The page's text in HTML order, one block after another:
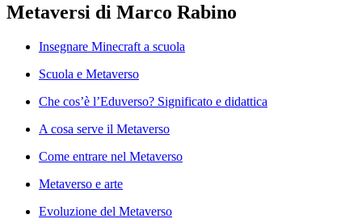
Metaversi di Marco Rabino
Insegnare Minecraft a scuola
Scuola e Metaverso
Che cos’è l’Eduverso? Significato e didattica
A cosa serve il Metaverso
Come entrare nel Metaverso
Metaverso e arte
Evoluzione del Metaverso